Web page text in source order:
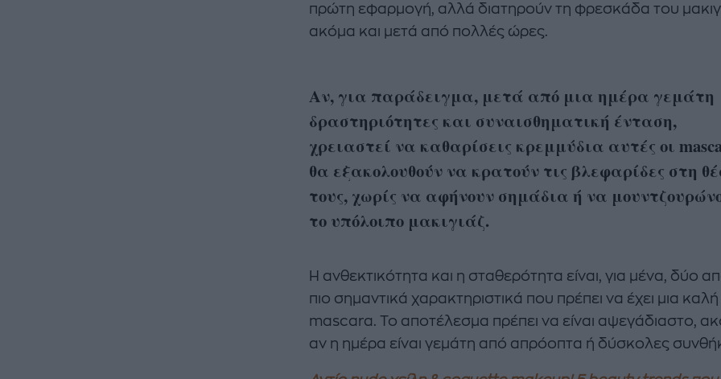
πρώτη εφαρμογή, αλλά διατηρούν τη φρεσκάδα του
ακόμα και μετά από πολλές ώρες.
Αν, για παράδειγμα, μετά από μια ημέρα γεμάτη
δραστηριότητες και συναισθηματική ένταση,
χρειαστεί να καθαρίσεις κρεμμύδια αυτές οι
θα εξακολουθούν να κρατούν τις βλεφαρίδες στη
τους, χωρίς να αφήνουν σημάδια ή να
το υπόλοιπο μακιγιάζ.
Η ανθεκτικότητα και η σταθερότητα είναι, για μένα, δύο
πιο σημαντικά χαρακτηριστικά που πρέπει να έχει μια καλή
mascara. Το αποτέλεσμα πρέπει να είναι αψεγάδιαστο,
αν η ημέρα είναι γεμάτη από απρόοπτα ή δύσκολες